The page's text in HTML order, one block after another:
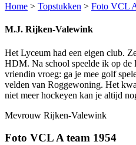
Home > Topstukken > Foto VCL
M.J. Rijken-Valewink
Het Lyceum had een eigen club.
HDM. Na school speelde ik op
vriendin vroeg: ga je mee golf
velden van Roggewoning. Het
niet meer hockeyen kan je altijd
Mevrouw Rijken-Valewink
Foto VCL A team 1954